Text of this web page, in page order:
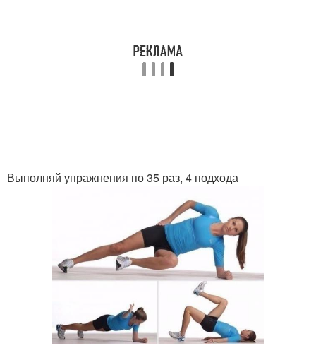
Выполняй упражнения по 35 раз, 4 подхода